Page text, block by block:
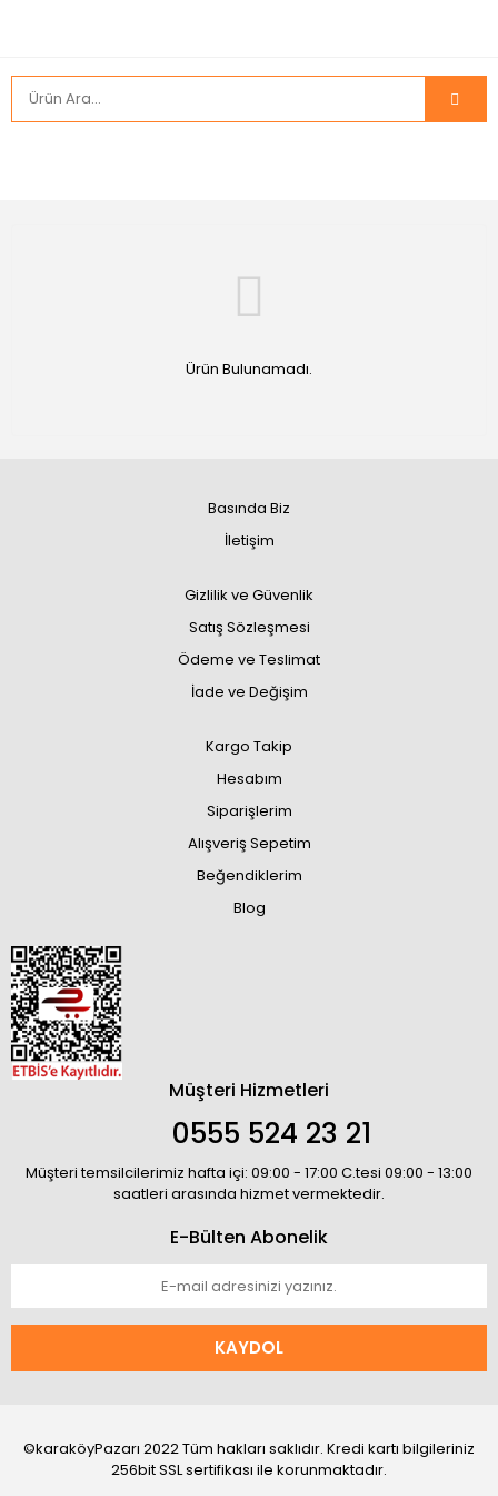
Ürün Bulunamadı.
Basında Biz
İletişim
Gizlilik ve Güvenlik
Satış Sözleşmesi
Ödeme ve Teslimat
İade ve Değişim
Kargo Takip
Hesabım
Siparişlerim
Alışveriş Sepetim
Beğendiklerim
Blog
Müşteri Hizmetleri
0555 524 23 21
Müşteri temsilcilerimiz hafta içi: 09:00 - 17:00 C.tesi 09:00 - 13:00
saatleri arasında hizmet vermektedir.
E-Bülten Abonelik
KAYDOL
©karaköyPazarı 2022 Tüm hakları saklıdır. Kredi kartı bilgileriniz
256bit SSL sertifikası ile korunmaktadır.